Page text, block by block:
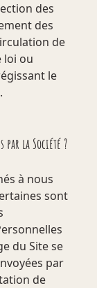
des
des
de
loi ou
le
la Société ?
à nous
sont
du Site se
par
de